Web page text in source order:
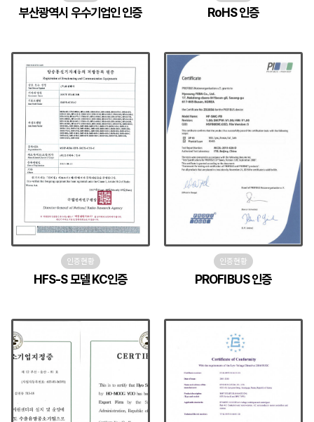
부산광역시 우수기업인 인증 RoHS 인증
인증현황
HFS-S 모델 KC인증
인증현황
PROFIBUS 인증